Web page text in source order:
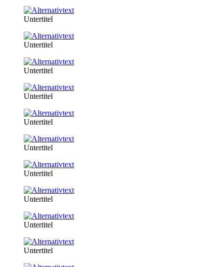
Untertitel
Untertitel
Untertitel
Untertitel
Untertitel
Untertitel
Untertitel
Untertitel
Untertitel
Untertitel